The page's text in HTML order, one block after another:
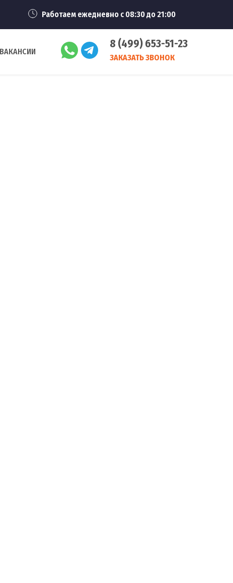
Работаем ежедневно с 08:30 до 21:00
ВАКАНСИИ
8 (499) 653-51-23
ЗАКАЗАТЬ ЗВОНОК